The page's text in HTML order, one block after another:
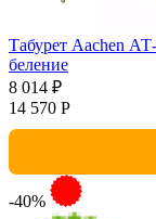
Табурет Aachen
беление
8 014 ₽
14 570 Р
-40%